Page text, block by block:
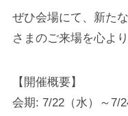
ぜひ会場にて、新た
さまのご来場を心よ
【開催概要】
会期: 7/22（水）～7/